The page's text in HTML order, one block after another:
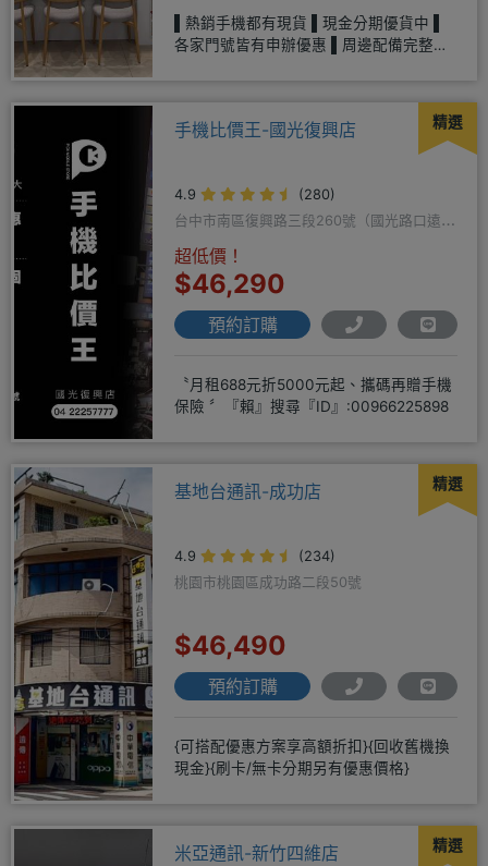
▌熱銷手機都有現貨 ▌現金分期優貨中 ▌
各家門號皆有申辦優惠 ▌周邊配備完整、
精選
手機比價王-國光復興店
4.9
(280)
台中市南區復興路三段260號（國光路口遠傳
隔壁）
超低價！
$46,290
預約訂購
〝月租688元折5000元起、攜碼再贈手機
保險 〞『賴』搜尋『ID』:00966225898
精選
基地台通訊-成功店
4.9
(234)
桃園市桃園區成功路二段50號
$46,490
預約訂購
{可搭配優惠方案享高額折扣}{回收舊機換
現金}{刷卡/無卡分期另有優惠價格}
精選
米亞通訊-新竹四維店